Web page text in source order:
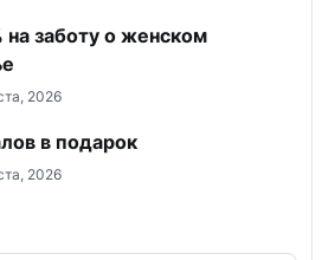
на заботу о женском
2026
в подарок
2026